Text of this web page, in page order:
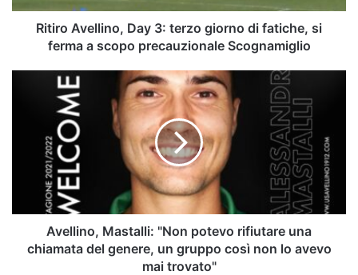
si
ferma
precauzionale
Scognamiglio
Ritiro Avellino, Day 3: terzo giorno di fatiche, si
ferma a scopo precauzionale Scognamiglio
rifiutare
chiamata
genere,
gruppo
Avellino, Mastalli: "Non potevo rifiutare una
chiamata del genere, un gruppo così non lo avevo
mai trovato"